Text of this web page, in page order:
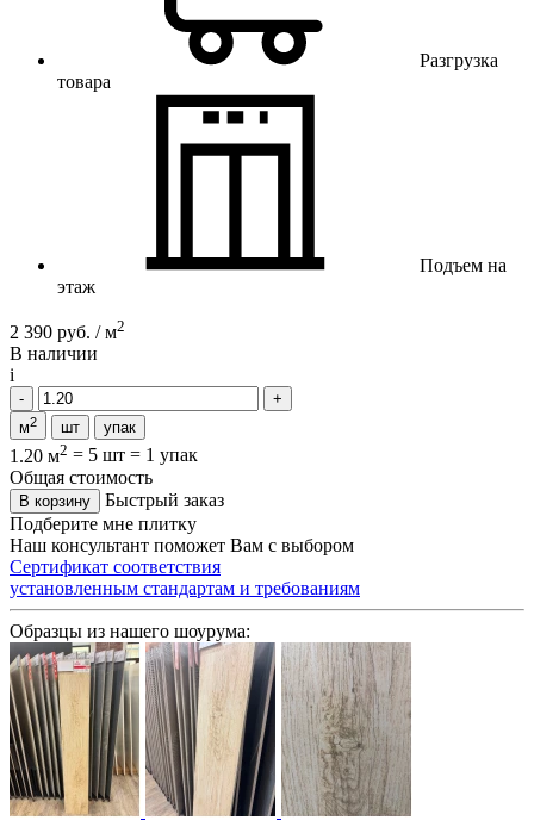
Разгрузка
товара
Подъем на
этаж
2 390 руб. / м2
В наличии
i
м2 шт упак
1.20 м2 = 5 шт = 1 упак
Общая стоимость
В корзину
Быстрый заказ
Подберите мне плитку
Наш консультант поможет Вам с выбором
Сертификат соответствия
установленным стандартам и требованиям
Образцы из нашего шоурума: